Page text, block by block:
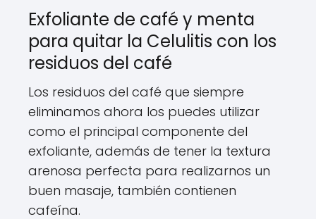
Exfoliante de café y menta
para quitar la Celulitis con los
residuos del café
Los residuos del café que siempre
eliminamos ahora los puedes utilizar
como el principal componente del
exfoliante, además de tener la textura
arenosa perfecta para realizarnos un
buen masaje, también contienen
cafeína.